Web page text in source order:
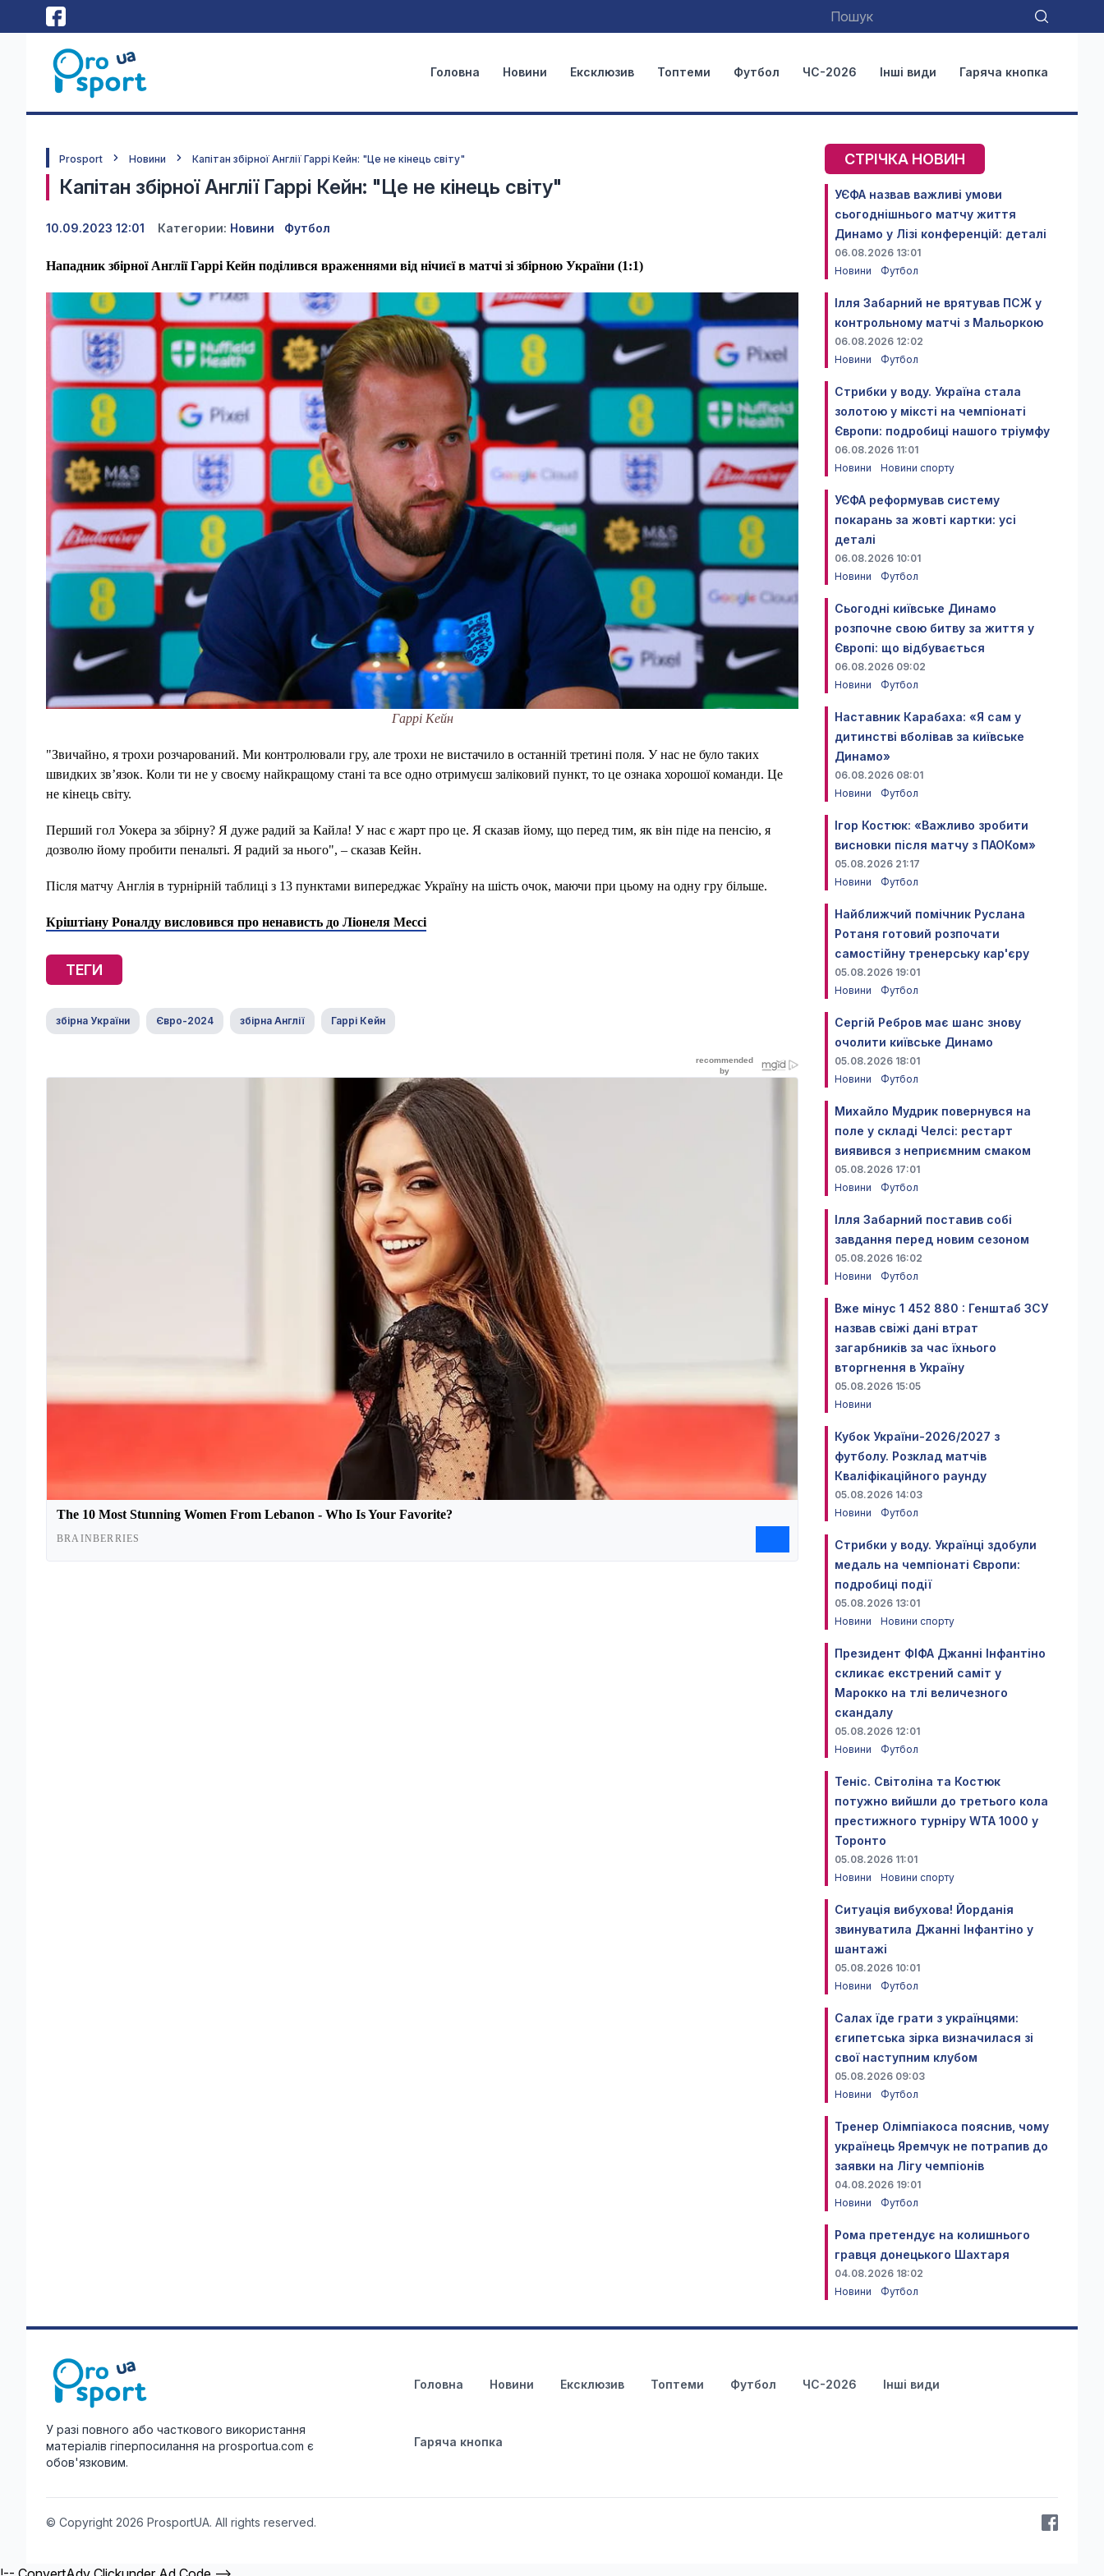
Головна Новини Ексклюзив Топтеми Футбол ЧС-2026 Інші види Гаряча кнопка
Prosport Новини Капітан збірної Англії Гаррі Кейн: "Це не кінець світу"
Капітан збірної Англії Гаррі Кейн: "Це не кінець світу"
10.09.2023 12:01 Категории: Новини Футбол
Нападник збірної Англії Гаррі Кейн поділився враженнями від нічиєї в матчі зі збірною України (1:1)
Гаррі Кейн
"Звичайно, я трохи розчарований. Ми контролювали гру, але трохи не вистачило в останній третині поля. У нас не було таких
швидких зв’язок. Коли ти не у своєму найкращому стані та все одно отримуєш заліковий пункт, то це ознака хорошої команди. Це
не кінець світу.
Перший гол Уокера за збірну? Я дуже радий за Кайла! У нас є жарт про це. Я сказав йому, що перед тим, як він піде на пенсію, я
дозволю йому пробити пенальті. Я радий за нього", – сказав Кейн.
Після матчу Англія в турнірній таблиці з 13 пунктами випереджає Україну на шість очок, маючи при цьому на одну гру більше.
Кріштіану Роналду висловився про ненависть до Ліонеля Мессі
ТЕГИ
збірна України Євро-2024 збірна Англії Гаррі Кейн
СТРІЧКА НОВИН
УЄФА назвав важливі умови
сьогоднішнього матчу життя
Динамо у Лізі конференцій: деталі
06.08.2026 13:01
Новини
Футбол
Ілля Забарний не врятував ПСЖ у
контрольному матчі з Мальоркою
06.08.2026 12:02
Новини
Футбол
Стрибки у воду. Україна стала
золотою у міксті на чемпіонаті
Європи: подробиці нашого тріумфу
06.08.2026 11:01
Новини
Новини спорту
УЄФА реформував систему
покарань за жовті картки: усі
деталі
06.08.2026 10:01
Новини
Футбол
Сьогодні київське Динамо
розпочне свою битву за життя у
Європі: що відбувається
06.08.2026 09:02
Новини
Футбол
Наставник Карабаха: «Я сам у
дитинстві вболівав за київське
Динамо»
06.08.2026 08:01
Новини
Футбол
Ігор Костюк: «Важливо зробити
висновки після матчу з ПАОКом»
05.08.2026 21:17
Новини
Футбол
Найближчий помічник Руслана
Ротаня готовий розпочати
самостійну тренерську кар'єру
05.08.2026 19:01
Новини
Футбол
Сергій Ребров має шанс знову
очолити київське Динамо
05.08.2026 18:01
Новини
Футбол
Михайло Мудрик повернувся на
поле у складі Челсі: рестарт
виявився з неприємним смаком
05.08.2026 17:01
Новини
Футбол
Ілля Забарний поставив собі
завдання перед новим сезоном
05.08.2026 16:02
Новини
Футбол
Вже мінус 1 452 880 : Генштаб ЗСУ
назвав свіжі дані втрат
загарбників за час їхнього
вторгнення в Україну
05.08.2026 15:05
Новини
Кубок України-2026/2027 з
футболу. Розклад матчів
Кваліфікаційного раунду
05.08.2026 14:03
Новини
Футбол
Стрибки у воду. Українці здобули
медаль на чемпіонаті Європи:
подробиці події
05.08.2026 13:01
Новини
Новини спорту
Президент ФІФА Джанні Інфантіно
скликає екстрений саміт у
Марокко на тлі величезного
скандалу
05.08.2026 12:01
Новини
Футбол
Теніс. Світоліна та Костюк
потужно вийшли до третього кола
престижного турніру WTA 1000 у
Торонто
05.08.2026 11:01
Новини
Новини спорту
Ситуація вибухова! Йорданія
звинуватила Джанні Інфантіно у
шантажі
05.08.2026 10:01
Новини
Футбол
Салах їде грати з українцями:
єгипетська зірка визначилася зі
свої наступним клубом
05.08.2026 09:03
Новини
Футбол
Тренер Олімпіакоса пояснив, чому
українець Яремчук не потрапив до
заявки на Лігу чемпіонів
04.08.2026 19:01
Новини
Футбол
Рома претендує на колишнього
гравця донецького Шахтаря
04.08.2026 18:02
Новини
Футбол
У разі повного або часткового використання
матеріалів гіперпосилання на prosportua.com є
обов'язковим.
Головна Новини Ексклюзив Топтеми Футбол ЧС-2026 Інші види
Гаряча кнопка
© Copyright 2026 ProsportUA. All rights reserved.